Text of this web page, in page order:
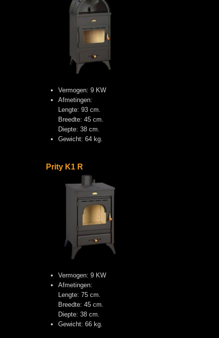
Vermogen: 9 KW
Afmetingen:
Lengte: 93 cm.
Breedte: 45 cm.
Diepte: 38 cm.
Gewicht: 64 kg.
Prity K1 R
Vermogen: 9 KW
Afmetingen:
Lengte: 75 cm.
Breedte: 45 cm.
Diepte: 38 cm.
Gewicht: 66 kg.